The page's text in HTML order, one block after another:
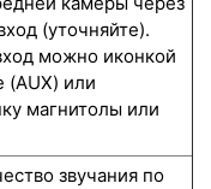
(уточняйте).
можно иконкой
(AUX) или
магнитолы или
звучания по